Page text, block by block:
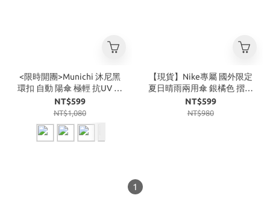
<限時開團>Munichi 沐尼黑
環扣 自動 陽傘 極輕 抗UV 摺
疊傘 雨傘
NT$599
NT$1,080
【現貨】Nike專屬 國外限定
夏日晴雨兩用傘 銀橘色 摺疊
傘 兩用 收納袋
NT$599
NT$980
1